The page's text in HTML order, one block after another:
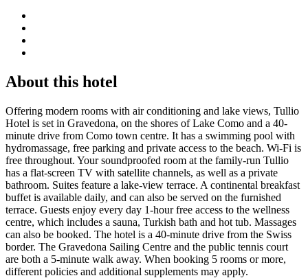
About this hotel
Offering modern rooms with air conditioning and lake views, Tullio
Hotel is set in Gravedona, on the shores of Lake Como and a 40-
minute drive from Como town centre. It has a swimming pool with
hydromassage, free parking and private access to the beach. Wi-Fi is
free throughout. Your soundproofed room at the family-run Tullio
has a flat-screen TV with satellite channels, as well as a private
bathroom. Suites feature a lake-view terrace. A continental breakfast
buffet is available daily, and can also be served on the furnished
terrace. Guests enjoy every day 1-hour free access to the wellness
centre, which includes a sauna, Turkish bath and hot tub. Massages
can also be booked. The hotel is a 40-minute drive from the Swiss
border. The Gravedona Sailing Centre and the public tennis court
are both a 5-minute walk away. When booking 5 rooms or more,
different policies and additional supplements may apply.